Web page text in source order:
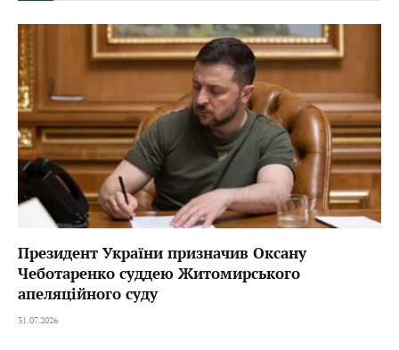
Президент України призначив Оксану
Чеботаренко суддею Житомирського
апеляційного суду
31.07.2026